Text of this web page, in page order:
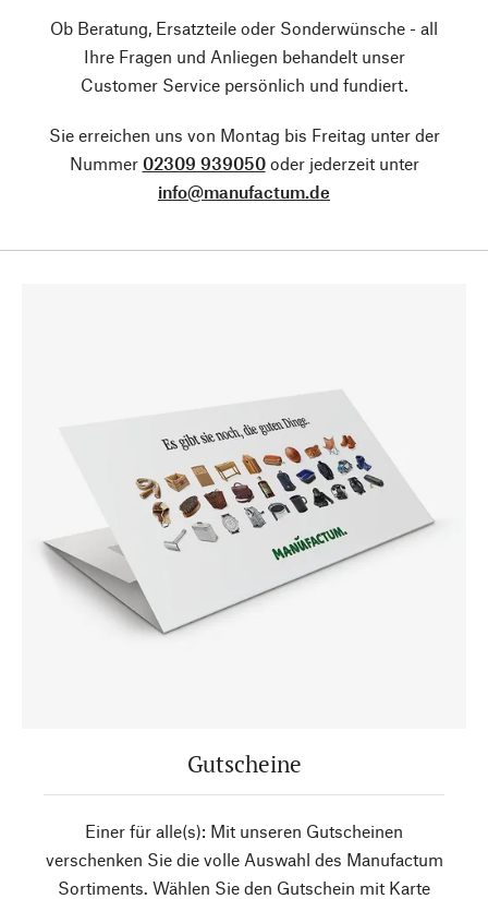
Ob Beratung, Ersatzteile oder Sonderwünsche - all
Ihre Fragen und Anliegen behandelt unser
Customer Service persönlich und fundiert.
Sie erreichen uns von Montag bis Freitag unter der
Nummer 02309 939050oder jederzeit unter
info@manufactum.de
Gutscheine
Einer für alle(s): Mit unseren Gutscheinen
verschenken Sie die volle Auswahl des Manufactum
Sortiments. Wählen Sie den Gutschein mit Karte